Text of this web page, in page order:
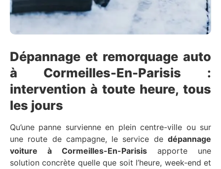
Dépannage et remorquage auto
à Cormeilles-En-Parisis :
intervention à toute heure, tous
les jours
Qu’une panne survienne en plein centre-ville ou sur
une route de campagne, le service de dépannage
voiture à Cormeilles-En-Parisis apporte une
solution concrète quelle que soit l’heure, week-end et